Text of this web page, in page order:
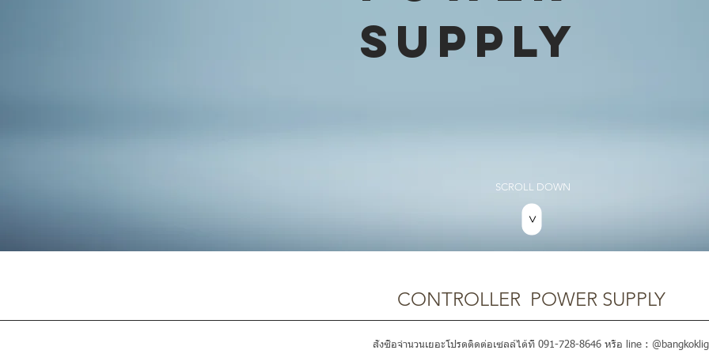
SCROLL DOWN
>
SUPPLY
CONTROLLER POWER SUPPLY
สั่งซื้อจำนวนเยอะโปรดติดต่อเซลล์ได้ที่ 091-728-8646 หรือ line :